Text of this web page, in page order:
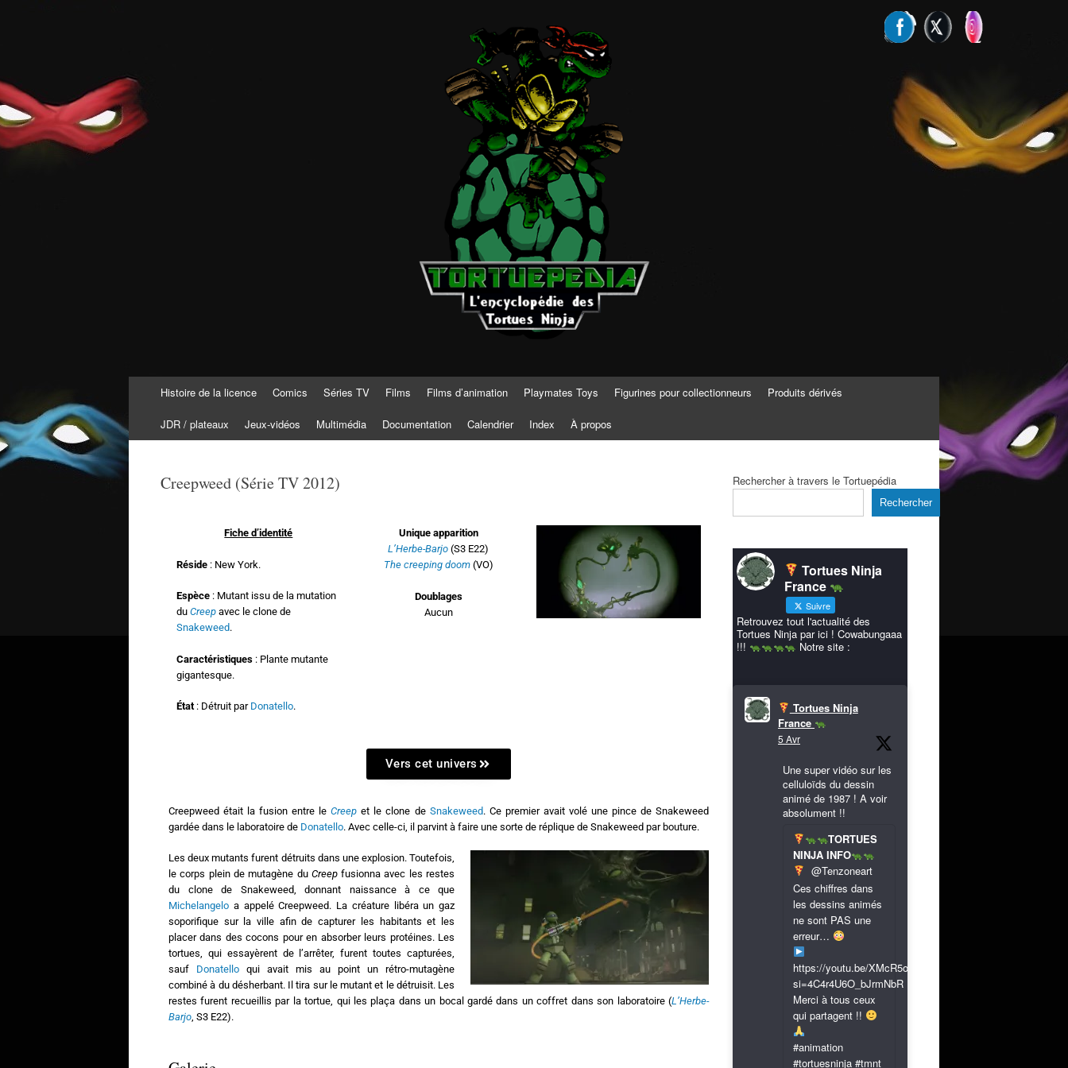
Tortuepédia
L'encyclopédie des Tortues Ninja !
Histoire de la licence Comics Séries TV Films Films d’animation Playmates Toys Figurines pour collectionneurs Produits dérivés
JDR / plateaux Jeux-vidéos Multimédia Documentation Calendrier Index À propos
Creepweed (Série TV 2012)
Fiche d’identité
Réside : New York.
Espèce : Mutant issu de la mutation
du Creep avec le clone de
Snakeweed.
Caractéristiques : Plante mutante
gigantesque.
État: Détruit par Donatello.
Unique apparition
L’Herbe-Barjo (S3 E22)
The creeping doom (VO)
Doublages
Aucun
Vers cet univers
Creepweed était la fusion entre leCreep et le clone de Snakeweed. Ce premier avait volé une pince de Snakeweed
gardée dans le laboratoire de Donatello. Avec celle-ci, il parvint à faire une sorte de réplique de Snakeweed par bouture.
Les deux mutants furent détruits dans une explosion. Toutefois,
le corps plein de mutagène du Creepfusionna avec les restes
du clone de Snakeweed, donnant naissance à ce que
Michelangelo a appelé Creepweed. La créature libéra un gaz
soporifique sur la ville afin de capturer les habitants et les
placer dans des cocons pour en absorber leurs protéines. Les
tortues, qui essayèrent de l’arrêter, furent toutes capturées,
sauf Donatello qui avait mis au point un rétro-mutagène
combiné à du désherbant. Il tira sur le mutant et le détruisit. Les
restes furent recueillis par la tortue, qui les plaça dans un bocal gardé dans un coffret dans son laboratoire (L’Herbe-
Barjo, S3 E22).
Rechercher à travers le Tortuepédia
Rechercher
Tortues Ninja
France
Suivre
Retrouvez tout l'actualité des
Tortues Ninja par ici ! Cowabungaaa
!!!
Notre site :
Tortues Ninja
France
5 Avr
Une super vidéo sur les
celluloïds du dessin
animé de 1987 ! A voir
absolument !!
TORTUES
NINJA INFO
@Tenzoneart
Ces chiffres dans
les dessins animés
ne sont PAS une
erreur…
https://youtu.be/XMcR5or9N8A?
si=4C4r4U6O_bJrmNbR
Merci à tous ceux
qui partagent !!
#animation
#tortuesninja #tmnt